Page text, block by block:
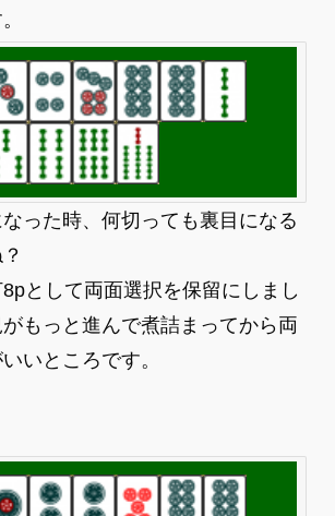
った時、何切っても裏目になる
として両面選択を保留にしまし
もっと進んで煮詰まってから両
いところです。